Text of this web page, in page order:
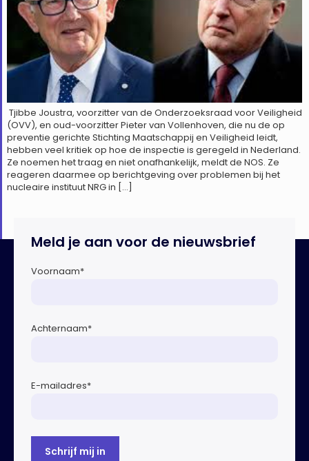
Tjibbe Joustra, voorzitter van de Onderzoeksraad voor Veiligheid
(OVV), en oud-voorzitter Pieter van Vollenhoven, die nu de op
preventie gerichte Stichting Maatschappij en Veiligheid leidt,
hebben veel kritiek op hoe de inspectie is geregeld in Nederland.
Ze noemen het traag en niet onafhankelijk, meldt de NOS. Ze
reageren daarmee op berichtgeving over problemen bij het
nucleaire instituut NRG in […]
Meld je aan voor de nieuwsbrief
Voornaam*
Achternaam*
E-mailadres*